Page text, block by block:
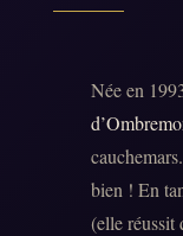
Née en
bien ! En
(elle réussit